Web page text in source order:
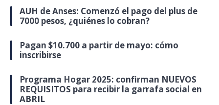
AUH de Anses: Comenzó el pago del plus de
7000 pesos, ¿quiénes lo cobran?
Pagan $10.700 a partir de mayo: cómo
inscribirse
Programa Hogar 2025: confirman NUEVOS
REQUISITOS para recibir la garrafa social en
ABRIL